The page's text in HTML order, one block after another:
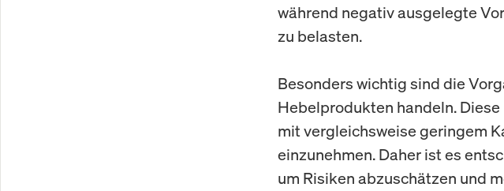
während negativ ausgelegte
zu belasten.
Besonders wichtig sind die
Hebelprodukten handeln.
mit vergleichsweise geringem
einzunehmen. Daher ist es
um Risiken abzuschätzen und